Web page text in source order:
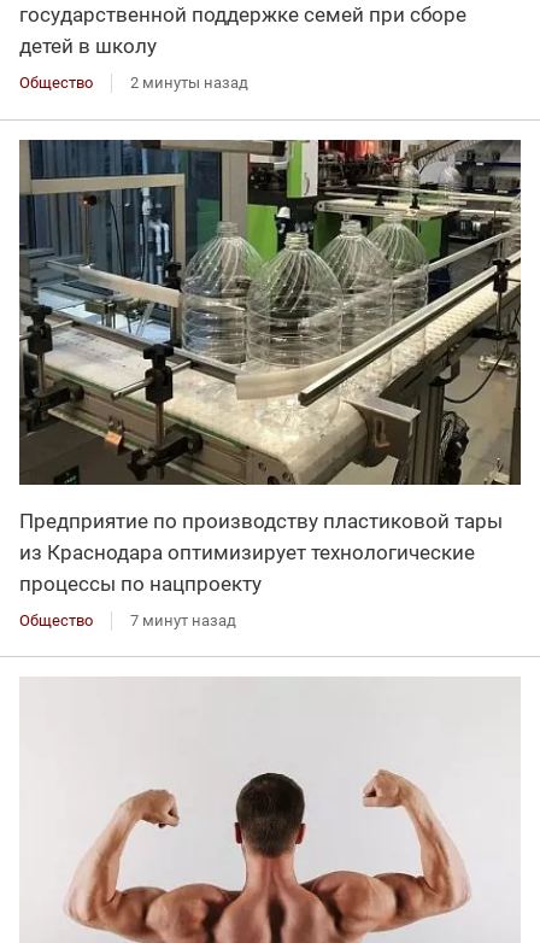
государственной поддержке семей при сборе
детей в школу
Общество 2 минуты назад
Предприятие по производству пластиковой тары
из Краснодара оптимизирует технологические
процессы по нацпроекту
Общество 7 минут назад